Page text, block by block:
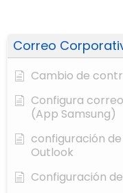
Correo
Cambio de
Configura
(App Samsung)
configuración
Outlook
Configuración